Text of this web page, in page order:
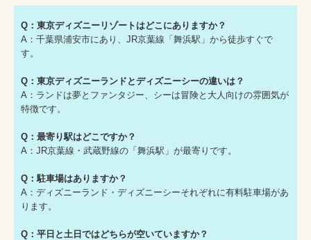
Q：東京ディズニーリゾートはどこにありますか？
A：千葉県浦安市にあり、JR京葉線「舞浜駅」から徒歩すぐで
す。
Q：東京ディズニーランドとディズニーシーの違いは？
A：ランドは夢とファンタジー、シーは冒険と大人向けの雰囲気が
特徴です。
Q：最寄り駅はどこですか？
A：JR京葉線・武蔵野線の「舞浜駅」が最寄りです。
Q：駐車場はありますか？
A：ディズニーランド・ディズニーシーそれぞれに有料駐車場があ
ります。
Q：平日と土日ではどちらが空いていますか？